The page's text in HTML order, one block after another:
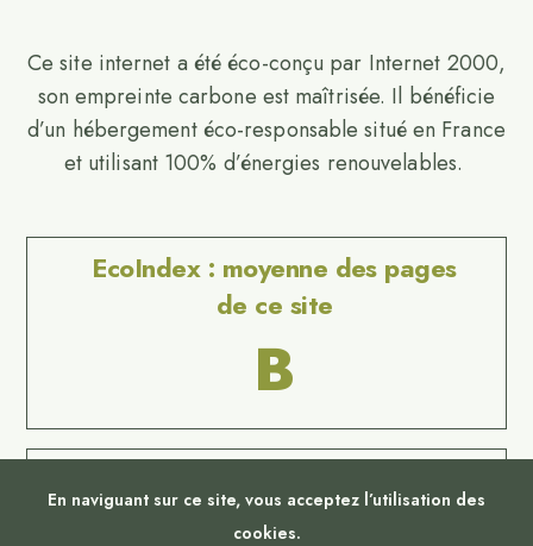
Ce site internet a été éco-conçu par Internet 2000,
son empreinte carbone est maîtrisée. Il bénéficie
d’un hébergement éco-responsable situé en France
et utilisant 100% d’énergies renouvelables.
EcoIndex : moyenne des pages
de ce site
B
No Result
En naviguant sur ce site, vous acceptez l’utilisation des
cookies.